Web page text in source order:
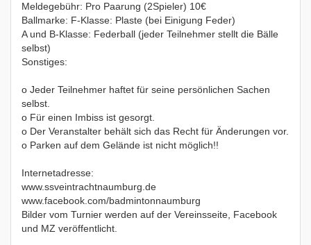
Meldegebühr: Pro Paarung (2Spieler) 10€
Ballmarke: F-Klasse: Plaste (bei Einigung Feder)
A und B-Klasse: Federball (jeder Teilnehmer stellt die Bälle
selbst)
Sonstiges:
o Jeder Teilnehmer haftet für seine persönlichen Sachen
selbst.
o Für einen Imbiss ist gesorgt.
o Der Veranstalter behält sich das Recht für Änderungen vor.
o Parken auf dem Gelände ist nicht möglich!!
Internetadresse:
www.ssveintrachtnaumburg.de
www.facebook.com/badmintonnaumburg
Bilder vom Turnier werden auf der Vereinsseite, Facebook
und MZ veröffentlicht.